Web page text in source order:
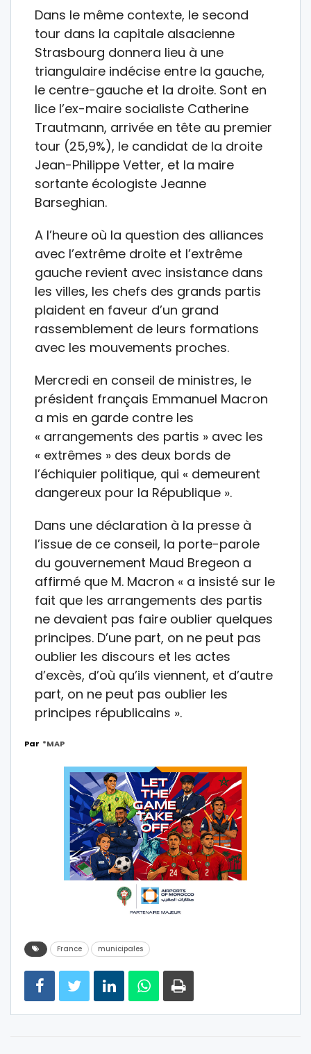
Dans le même contexte, le second
tour dans la capitale alsacienne
Strasbourg donnera lieu à une
triangulaire indécise entre la gauche,
le centre-gauche et la droite. Sont en
lice l’ex-maire socialiste Catherine
Trautmann, arrivée en tête au premier
tour (25,9%), le candidat de la droite
Jean-Philippe Vetter, et la maire
sortante écologiste Jeanne
Barseghian.
A l’heure où la question des alliances
avec l’extrême droite et l’extrême
gauche revient avec insistance dans
les villes, les chefs des grands partis
plaident en faveur d’un grand
rassemblement de leurs formations
avec les mouvements proches.
Mercredi en conseil de ministres, le
président français Emmanuel Macron
a mis en garde contre les
« arrangements des partis » avec les
« extrêmes » des deux bords de
l’échiquier politique, qui « demeurent
dangereux pour la République ».
Dans une déclaration à la presse à
l’issue de ce conseil, la porte-parole
du gouvernement Maud Bregeon a
affirmé que M. Macron « a insisté sur le
fait que les arrangements des partis
ne devaient pas faire oublier quelques
principes. D’une part, on ne peut pas
oublier les discours et les actes
d’excès, d’où qu’ils viennent, et d’autre
part, on ne peut pas oublier les
principes républicains ».
Par *MAP
France municipales